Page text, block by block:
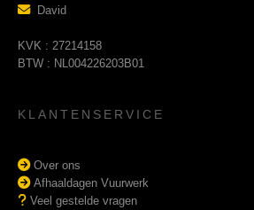
David
KVK : 27214158
BTW : NL004226203B01
KLANTENSERVICE
Over ons
Afhaaldagen Vuurwerk
Veel gestelde vragen